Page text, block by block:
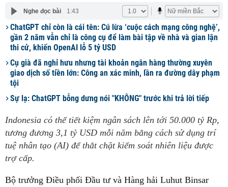
Nghe đọc bài 1:43
ChatGPT chỉ còn là cái tên: Cú lừa ‘cuộc cách mạng công nghệ’,
gần 2 năm vẫn chỉ là công cụ để làm bài tập về nhà và gian lận
thi cử, khiến OpenAI lỗ 5 tỷ USD
Cụ già đã nghỉ hưu nhưng tài khoản ngân hàng thường xuyên
giao dịch số tiền lớn: Công an xác minh, lần ra đường dây phạm
tội
Sự lạ: ChatGPT bỗng dưng nói "KHÔNG" trước khi trả lời tiếp
Indonesia có thể tiết kiệm ngân sách lên tới 50.000 tỷ Rp,
tương đương 3,1 tỷ USD mỗi năm bằng cách sử dụng trí
tuệ nhân tạo (AI) để thắt chặt kiểm soát nhiên liệu được
trợ cấp.
Bộ trưởng Điều phối Đầu tư và Hàng hải Luhut Binsar